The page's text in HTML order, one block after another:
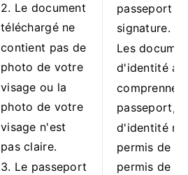
2. Le document
téléchargé ne
contient pas de
photo de votre
visage ou la
photo de votre
visage n'est
pas claire.
3. Le passeport
passeport
signature.
Les
d'identité
passeport,
d'identité
permis de
permis de